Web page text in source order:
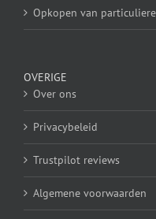
Opkopen van
OVERIGE
Over ons
Privacybeleid
Trustpilot reviews
Algemene voorwaarden